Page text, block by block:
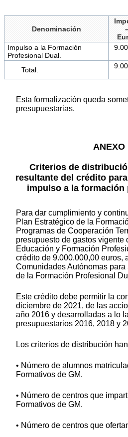
Denominación
Impulso a la Formación
Profesional Dual.
Total.
Esta formalización queda
presupuestarias.
ANEXO
Criterios de
resultante del crédito
impulso a la formación
Para dar cumplimiento y
Plan Estratégico de la
Programas de Cooperación
presupuesto de gastos vigente
Educación y Formación
crédito de 9.000.000,00 euros,
Comunidades Autónomas
de la Formación Profesional
Este crédito debe permitir la
diciembre de 2021, de las
año 2016 y desarrolladas a lo
presupuestarios 2016, 2018 y
Los criterios de distribución
• Número de alumnos
Formativos de GM.
• Número de centros que
Formativos de GM.
• Número de centros que